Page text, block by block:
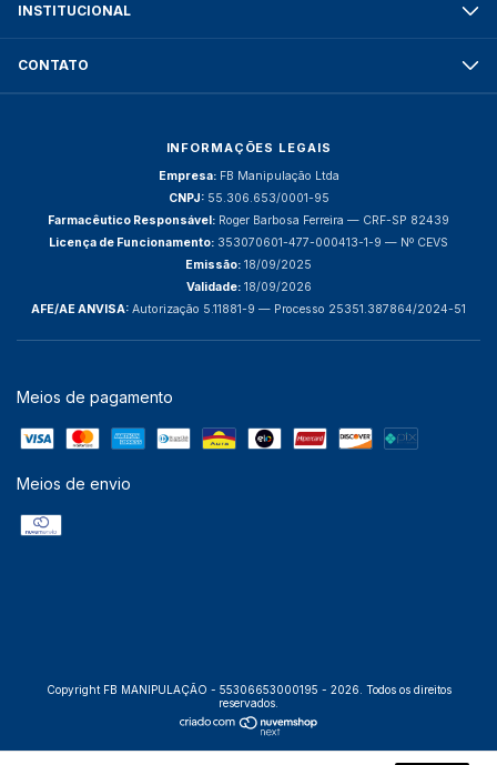
INSTITUCIONAL
CONTATO
INFORMAÇÕES LEGAIS
Empresa:FB Manipulação Ltda
CNPJ:55.306.653/0001-95
Farmacêutico Responsável: Roger Barbosa Ferreira — CRF-SP 82439
Licença de Funcionamento: 353070601-477-000413-1-9 — Nº CEVS
Emissão: 18/09/2025
Validade:18/09/2026
AFE/AE ANVISA: Autorização 5.11881-9 — Processo 25351.387864/2024-51
Meios de pagamento
Meios de envio
Copyright FB MANIPULAÇÃO - 55306653000195 - 2026. Todos os direitos
reservados.